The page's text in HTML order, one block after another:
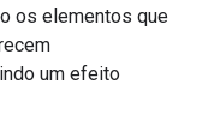
os elementos que
um efeito